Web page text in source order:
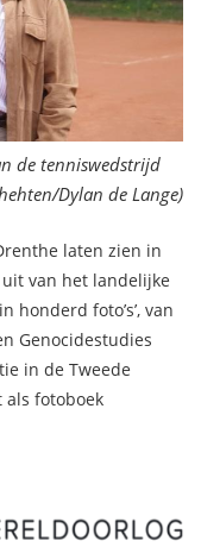
de tenniswedstrijd
Dylan de Lange)
laten zien in
van het landelijke
honderd foto’s’, van
Genocidestudies
in de Tweede
als fotoboek